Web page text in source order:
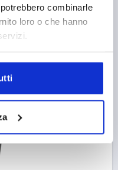
combinarle
loro o che hanno
INOX
D3=18 L2=4,5 SW=7